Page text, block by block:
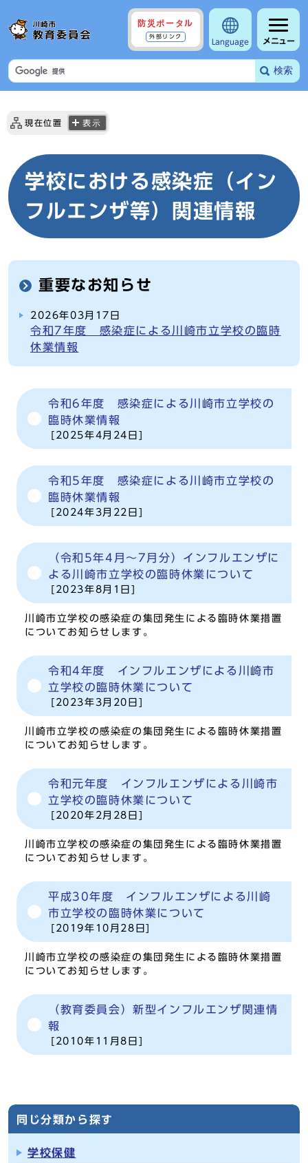
防災ポータル
外部リンク
Language メニュー
検索
現在位置 表示
学校における感染症（イン
フルエンザ等）関連情報
重要なお知らせ
2026年03月17日
令和7年度 感染症による川崎市立学校の臨時
休業情報
令和6年度 感染症による川崎市立学校の
臨時休業情報
[2025年4月24日]
令和5年度 感染症による川崎市立学校の
臨時休業情報
[2024年3月22日]
（令和5年4月～7月分）インフルエンザに
よる川崎市立学校の臨時休業について
[2023年8月1日]
川崎市立学校の感染症の集団発生による臨時休業措置
についてお知らせします。
令和4年度 インフルエンザによる川崎市
立学校の臨時休業について
[2023年3月20日]
川崎市立学校の感染症の集団発生による臨時休業措置
についてお知らせします。
令和元年度 インフルエンザによる川崎市
立学校の臨時休業について
[2020年2月28日]
川崎市立学校の感染症の集団発生による臨時休業措置
についてお知らせします。
平成30年度 インフルエンザによる川崎
市立学校の臨時休業について
[2019年10月28日]
川崎市立学校の感染症の集団発生による臨時休業措置
についてお知らせします。
（教育委員会）新型インフルエンザ関連情
報
[2010年11月8日]
同じ分類から探す
学校保健